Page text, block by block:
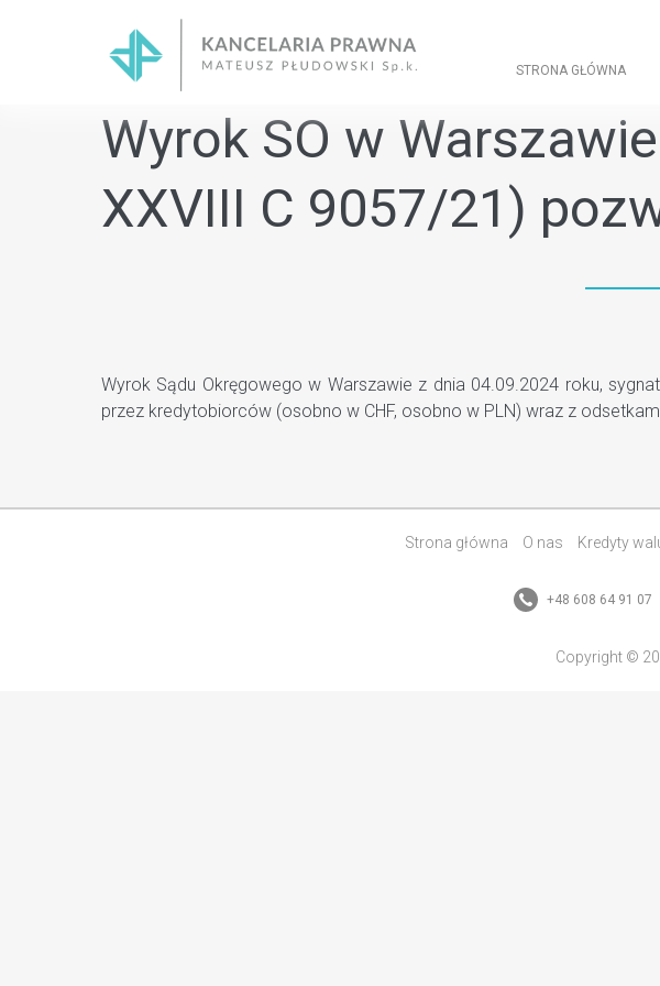
STRONA GŁÓWNA
Wyrok SO w
XXVIII C 9057/21)
Wyrok Sądu Okręgowego w Warszawie z dnia 04.09.2024 roku,
przez kredytobiorców (osobno w CHF, osobno w PLN) wraz z
Strona główna O nas Kredyty
+48 608 64 91 07
Copyright ©